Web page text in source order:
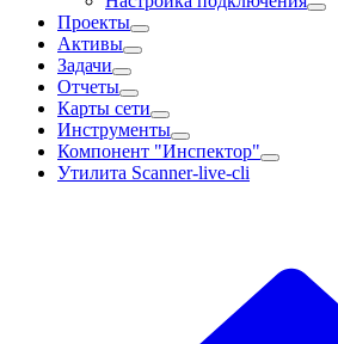
Проекты
Активы
Задачи
Отчеты
Карты сети
Инструменты
Компонент "Инспектор"
Утилита Scanner-live-cli